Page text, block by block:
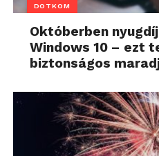
DOTKOM
Októberben
Windows 10 – ezt
biztonságos